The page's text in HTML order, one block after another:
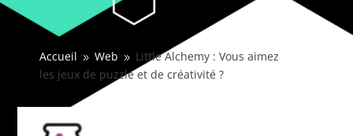
Accueil 9 Web 9 Little Alchemy : Vous aimez
les jeux de puzzle et de créativité ?